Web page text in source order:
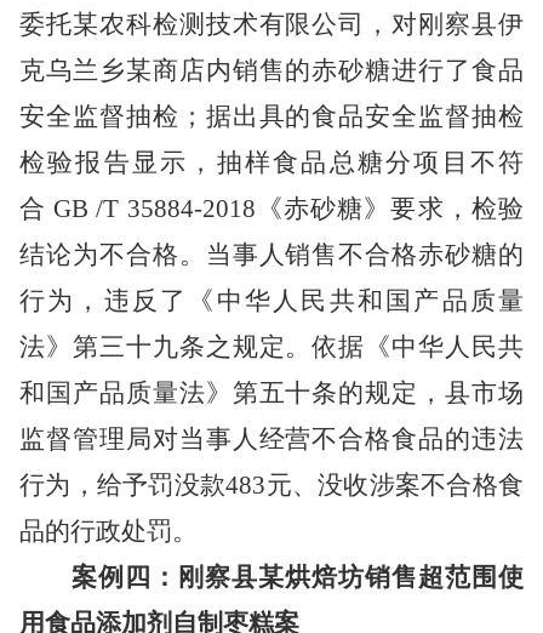
委托某农科检测技术有限公司 ，对刚察县伊
克乌兰乡某商店内销售的赤砂糖进行了食品
安全监督抽检； 据出具的食品安全监督抽检
检验报告 显示， 抽样食品总糖分项目不符
合 GB /T 35884-2018《赤砂糖》要求，检验
结论为不合格。 当事人销售不合格赤砂糖的
行为，违反了
《中华人民共和国产品质量
法》第三十九条之规定。依据 《中华人民共
和国产品质量法》第五十条的规定，县市场
监督管理局对当事人经营不合格食品的违法
行为，给予罚没款483元、没收涉案不合格食
品的行政处罚。
案例四：刚察县某烘焙坊销售超范围使
用食品添加剂自制枣糕案